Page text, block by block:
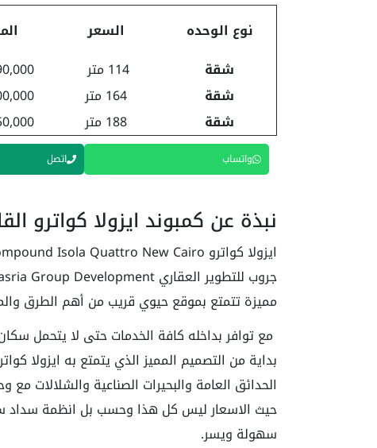
نوع الوحده
السعر
شقة
114 متر
شقة
164 متر
شقة
188 متر
واتساب اتصل
نبذة عن كمبوند ايزولا كواترو
مميزة تتمتع بموقع حيوي قريب من أهم الطرق
مع توافر بداخله كافة الخدمات حتى لا يتحمل
بداية من التصميم المميز الذي يتمتع به ايزولا
الحدائق العامة والبحيرات الصناعية والشلالات
حيث الاسعار ليس كل هذا وحسب بل انظمة سداد
سهولة ويسر.